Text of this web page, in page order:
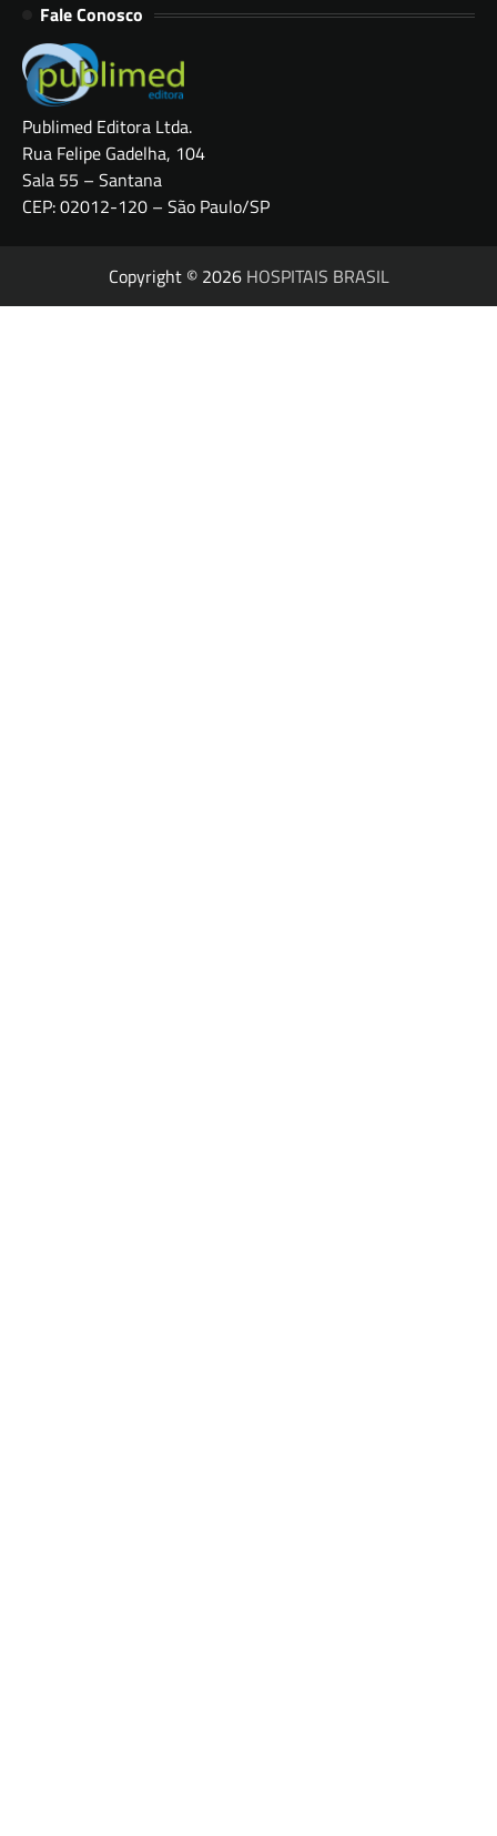
Fale Conosco
Publimed Editora Ltda.
Rua Felipe Gadelha, 104
Sala 55 – Santana
CEP: 02012-120 – São Paulo/SP
Copyright © 2026 HOSPITAIS BRASIL